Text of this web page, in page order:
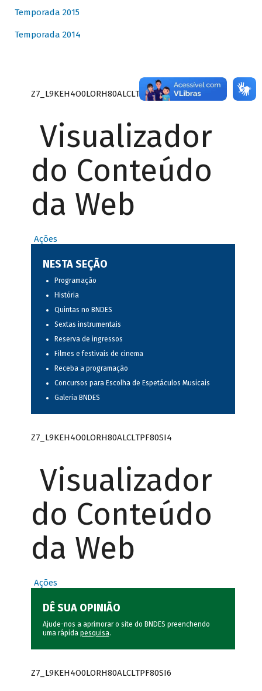
Temporada 2015
Temporada 2014
Z7_L9KEH4O0LORH80ALCLTPF80S27
Visualizador
do Conteúdo
da Web
Ações
NESTA SEÇÃO
Programação
História
Quintas no BNDES
Sextas instrumentais
Reserva de ingressos
Filmes e festivais de cinema
Receba a programação
Concursos para Escolha de Espetáculos Musicais
Galeria BNDES
Z7_L9KEH4O0LORH80ALCLTPF80SI4
Visualizador
do Conteúdo
da Web
Ações
DÊ SUA OPINIÃO
Ajude-nos a aprimorar o site do BNDES preenchendo
uma rápida pesquisa.
Z7_L9KEH4O0LORH80ALCLTPF80SI6